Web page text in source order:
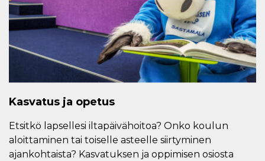
Kasvatus ja opetus
Etsitkö lapsellesi iltapäivähoitoa? Onko koulun
aloittaminen tai toiselle asteelle siirtyminen
ajankohtaista? Kasvatuksen ja oppimisen osiosta